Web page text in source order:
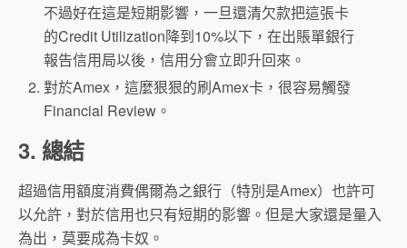
不過好在這是短期影響，一旦還清欠款把這張卡
的Credit Utilization降到10%以下，在出賬單銀行
報告信用局以後，信用分會立即升回來。
對於Amex，這麼狠狠的刷Amex卡，很容易觸發
Financial Review。
3. 總結
超過信用額度消費偶爾為之銀行（特別是Amex）也許可
以允許，對於信用也只有短期的影響。但是大家還是量入
為出，莫要成為卡奴。